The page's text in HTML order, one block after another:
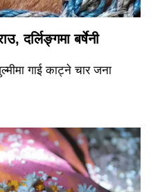
दर्लिङ्गमा बर्षेनी
गाई काट्ने चार जना